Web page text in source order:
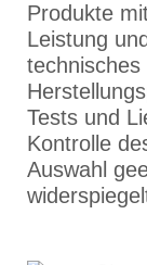
Produkte
Leistung
Tests und
Kontrolle
Auswahl